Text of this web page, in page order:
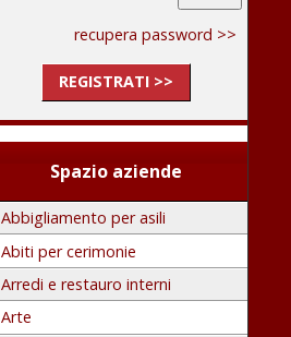
recupera password >>
REGISTRATI >>
Spazio aziende
Abbigliamento per asili
Abiti per cerimonie
Arredi e restauro interni
Arte